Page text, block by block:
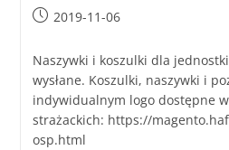
2019-11-06
Naszywki i koszulki dla jednostki
wysłane. Koszulki, naszywki i
indywidualnym logo dostępne
strażackich: https://
osp.html